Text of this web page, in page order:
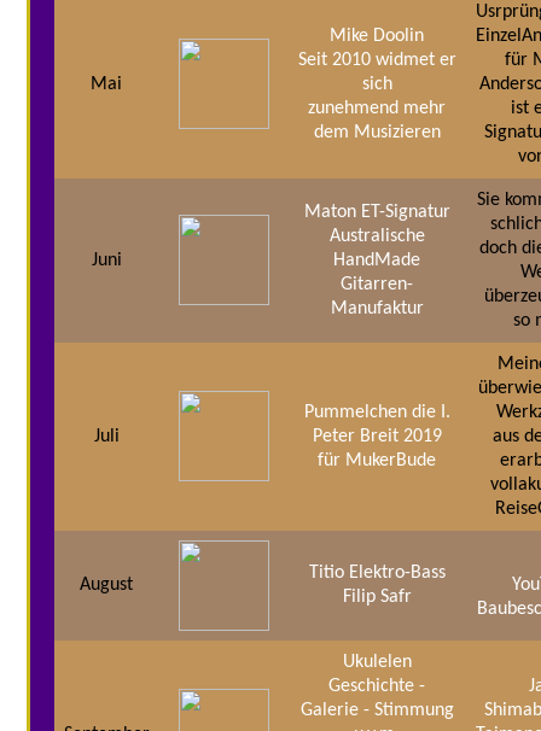
Mai
Mike Doolin
Seit 2010 widmet er
sich
zunehmend mehr
dem Musizieren
für
ist
Juni
Maton ET-Signatur
Australische
HandMade
Gitarren-
Manufaktur
Sie
doch
so
Juli
Pummelchen die I.
Peter Breit 2019
für MukerBude
aus
August
Titio Elektro-Bass
Filip Safr
Ukulelen
Geschichte -
Galerie - Stimmung